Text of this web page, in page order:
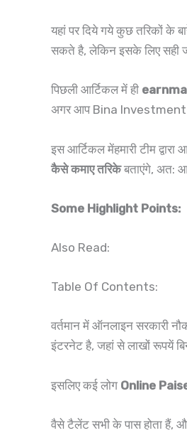
यहां पर दिये गये कुछ तरिकों के
सकते है, लेकिन इसके लिए सही
पिछली आर्टिकल में ही
अगर आप Bina Investment
इस आर्टिकल मेंहमारी टीम द्वारा
कैसे कमाए तरिकेबताएंगे, अत:
Some Highlight Points:
Also Read:
Table Of Contents:
वर्तमान में ऑनलाइन सरकारी
इंटरनेट है, जहां से लाखों रूपयें
इसलिए कई लोग Online
वैसे टैलेंट सभी के पास होता हैं,